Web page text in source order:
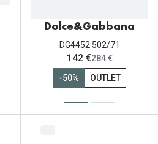
Dolce&Gabbana
DG4452 502/71
ahora:
142 €antes:
284 €
-50%
OUTLET